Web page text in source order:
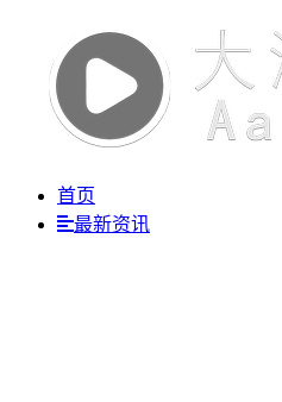
首页
最新资讯